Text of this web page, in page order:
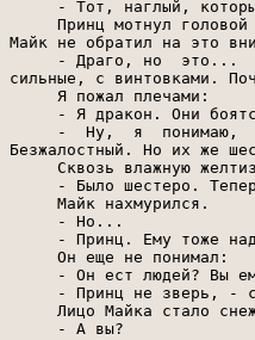
- Тот, наглый,
Принц мотнул
Майк не обратил на это
- Драго, но  это...
сильные, с винтовками.
     Я пожал плечами:
- Я дракон. Они
-  Ну,  я  понимаю,
Безжалостный. Но их же
Сквозь влажную
- Было шестеро.
     Майк нахмурился.
     - Но...
- Принц. Ему тоже
     Он еще не понимал:
- Он ест людей? Вы
- Принц не зверь, -
Лицо Майка стало
     - А вы?